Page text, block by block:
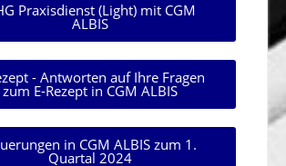
Praxisdienst (Light) mit CGM
ALBIS
- Antworten auf Ihre Fragen
zum E-Rezept in CGM ALBIS
in CGM ALBIS zum 1.
Quartal 2024